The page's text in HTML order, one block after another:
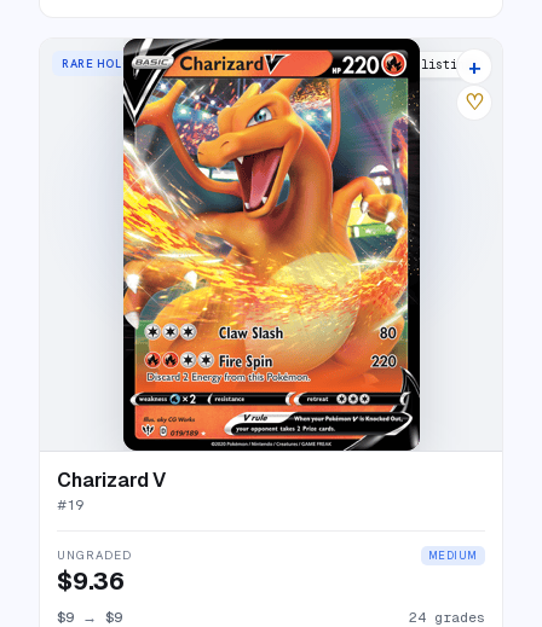
RARE HOLO V 29 listings
+
♡
Charizard V
#19
UNGRADED MEDIUM
$9.36
$9 → $9 24 grades